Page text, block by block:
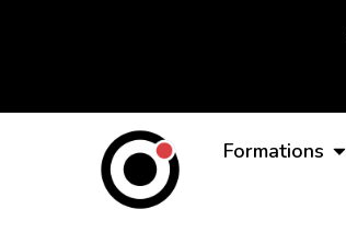
Formations